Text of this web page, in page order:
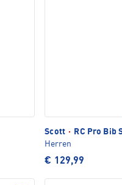
Scott ·
RC Pro Bib
Herren
€ 129,99